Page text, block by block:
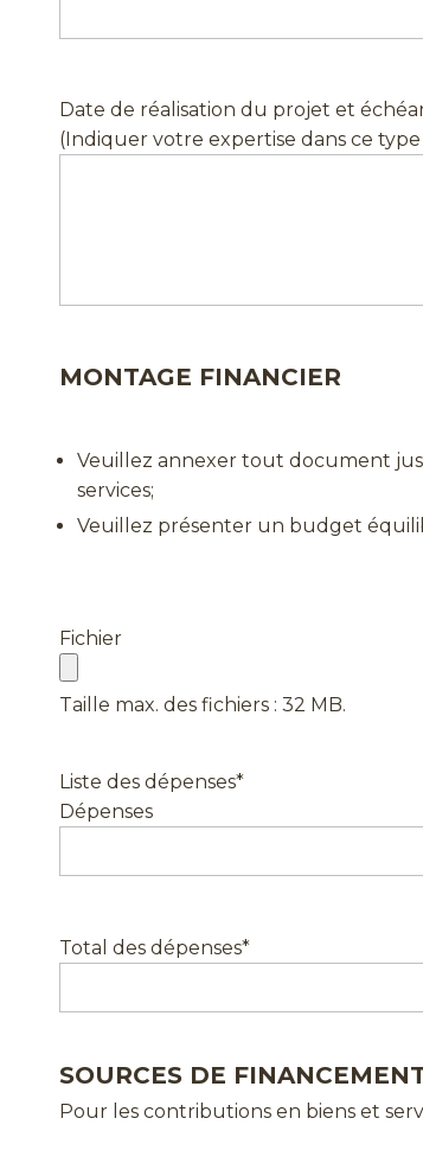
Date de réalisation du projet et
(Indiquer votre expertise dans ce
MONTAGE FINANCIER
Veuillez annexer tout document
services;
Veuillez présenter un budget
Fichier
Taille max. des fichiers : 32 MB.
Liste des dépenses*
Dépenses
Total des dépenses*
SOURCES DE
Pour les contributions en biens et